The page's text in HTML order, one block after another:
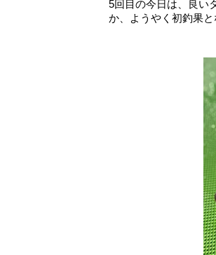
5回目の今日は、良い
か、ようやく初釣果